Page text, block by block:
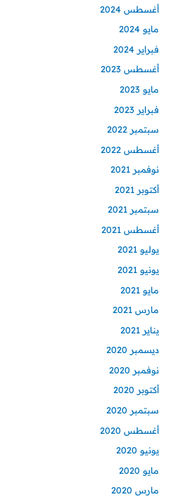
أغسطس 2024
مايو 2024
فبراير 2024
أغسطس 2023
مايو 2023
فبراير 2023
سبتمبر 2022
أغسطس 2022
نوفمبر 2021
أكتوبر 2021
سبتمبر 2021
أغسطس 2021
يوليو 2021
يونيو 2021
مايو 2021
مارس 2021
يناير 2021
ديسمبر 2020
نوفمبر 2020
أكتوبر 2020
سبتمبر 2020
أغسطس 2020
يونيو 2020
مايو 2020
مارس 2020